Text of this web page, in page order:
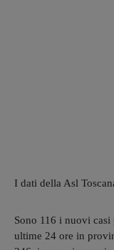
I dati della Asl
Sono 116 i nuovi
ultime 24 ore in